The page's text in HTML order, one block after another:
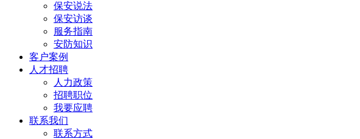
保安说法
保安访谈
服务指南
安防知识
客户案例
人才招聘
人力政策
招聘职位
我要应聘
联系我们
联系方式